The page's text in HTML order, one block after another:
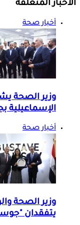
الأخبار المتعلقة
أخبار صحة
وزير الصحة
الإسماعيلية
أخبار صحة
وزير الصحة
يتفقدان